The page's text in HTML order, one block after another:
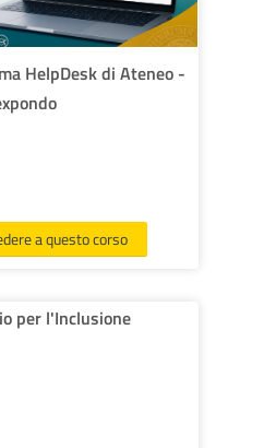
HelpDesk di Ateneo -
a questo corso
per l'Inclusione